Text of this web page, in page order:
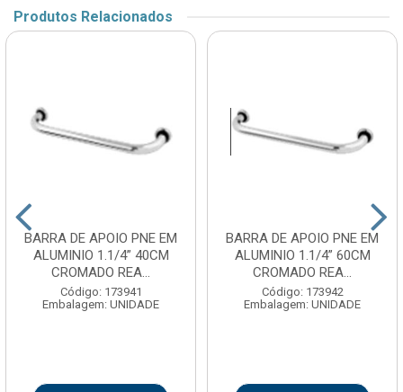
Produtos Relacionados
BARRA DE APOIO PNE EM
ALUMINIO 1.1/4” 40CM
CROMADO REA...
Código: 173941
Embalagem: UNIDADE
BARRA DE APOIO PNE EM
ALUMINIO 1.1/4” 60CM
CROMADO REA...
Código: 173942
Embalagem: UNIDADE